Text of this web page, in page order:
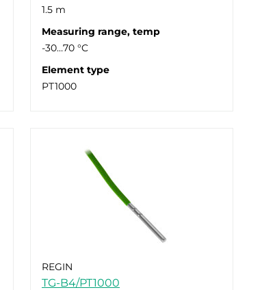
1.5 m
Measuring range, temp
-30…70 °C
Element type
PT1000
REGIN
TG-B4/PT1000